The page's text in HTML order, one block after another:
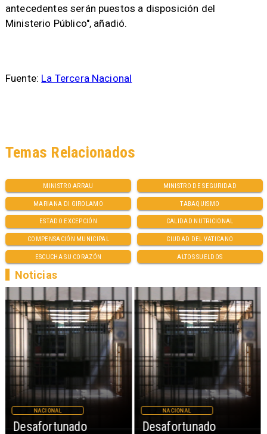
antecedentes serán puestos a disposición del
Ministerio Público", añadió.
Fuente: La Tercera Nacional
MINISTRO ARRAU MINISTRO DE SEGURIDAD
MARIANA DI GIROLAMO TABAQUISMO
ESTADO EXCEPCIÓN CALIDAD NUTRICIONAL
COMPENSACIÓN MUNICIPAL CIUDAD DEL VATICANO
ESCUCHA SU CORAZÓN ALTOS SUELDOS
Temas Relacionados
Desafortunado
NACIONAL
Desafortunado
NACIONAL
Noticias